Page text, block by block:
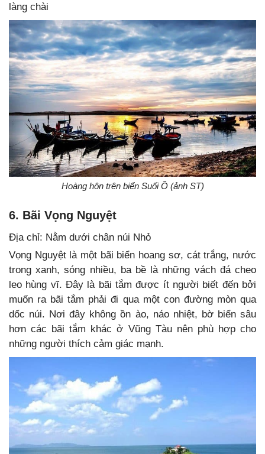
làng chài
Hoàng hôn trên biển Suối Ồ (ảnh ST)
6. Bãi Vọng Nguyệt
Địa chỉ: Nằm dưới chân núi Nhỏ
Vọng Nguyệt là một bãi biển hoang sơ, cát trắng, nước
trong xanh, sóng nhiều, ba bề là những vách đá cheo
leo hùng vĩ. Đây là bãi tắm được ít người biết đến bởi
muốn ra bãi tắm phải đi qua một con đường mòn qua
dốc núi. Nơi đây không ồn ào, náo nhiệt, bờ biển sâu
hơn các bãi tắm khác ở Vũng Tàu nên phù hợp cho
những người thích cảm giác mạnh.